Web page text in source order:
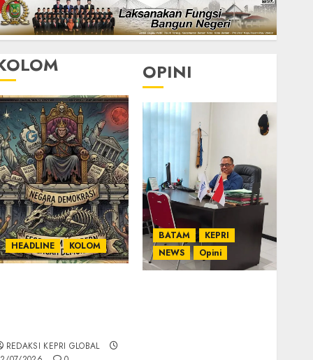
HEADLINE KOLOM
REDAKSI KEPRI GLOBAL
OPINI
BATAM
KEPRI
NEWS
Opini